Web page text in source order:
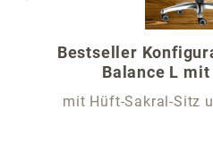
Bestseller
Balance L
mit Hüft-Sakral-Sitz